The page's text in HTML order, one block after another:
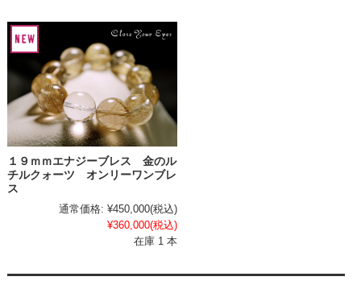
１９ｍｍエナジーブレス 金のル
チルクォーツ オンリーワンブレ
ス
通常価格: ¥450,000(税込)
¥360,000(税込)
在庫 1 本